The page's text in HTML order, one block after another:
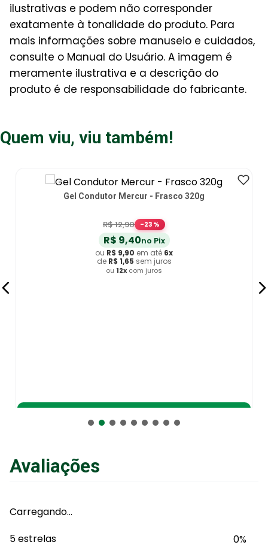
ilustrativas e podem não corresponder
exatamente à tonalidade do produto. Para
mais informações sobre manuseio e cuidados,
consulte o Manual do Usuário. A imagem é
meramente ilustrativa e a descrição do
produto é de responsabilidade do fabricante.
Quem viu, viu também!
Gel Condutor Mercur - Frasco 320g
R$12,90 -23%
R$ 9,40no Pix
ou R$ 9,90 em até 6x
de R$ 1,65 sem juros
ou 12x com juros
Avaliações
Carregando…
5 estrelas
0%